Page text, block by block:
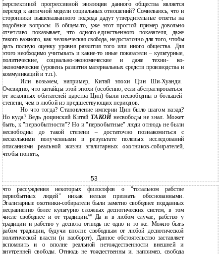
перспективой прогрессивной эволюции данного общества является
переход к античной модели социальных отношений? Сомневаюсь, что и
сторонники вышеназванного подхода дадут утвердительные ответы на
подобные вопросы. В общем-то, уже этот простой пример довольно
отчетливо показывает, что одного-единственного показателя, даже
такого важного, как человеческая свобода, недостаточно для того, чтобы
дать полную оценку уровня развития того или иного общества. Для
этого необходимо учитывать и какие-то иные показатели – культурные,
политические, социально-экономические и даже техни- ко-
экономические (уровень развития материальных средств производства и
коммуникаций и т.п.).
Или возьмем, например, Китай эпохи Цин Ши-Хуанди.
Очевидно, что китайцы этой эпохи (особенно, если абстрагироваться
от исконных обитателей царства Цин) были несвободны в большей
степени, чем в любой из предшествующих периодов.
Но что тогда? Становление империи Цин было шагом назад?
Но куда? Ведь доцинский Китай ТАКОЙнесвободы не знал. Может
быть, к "первобытности"? Но и "первобытные" люди отнюдь не были
несвободны до такой степени – достаточно познакомиться с
несколькими полученными в результате полевых исследований
описаниями реальной жизни эгалитарных охотников-собирателей,
чтобы понять,
53
что рассуждения некоторых философов о "тотальном рабстве
первобытных людей" никак нельзя признать обоснованными.
Эгалитарные охотники-собиратели были заметно свободнее подданных
несравненно более культурно сложных деспотических систем, в том
числе свободнее и от традиции.60 Да и в любом случае, рабство у
традиции и рабство у деспота отнюдь не одно и то же. Можно быть
рабом традиции, будучи вполне свободным от любой деспотической
политической власти (и наоборот). Данное обстоятельство заставляет
вспомнить и о вполне реальной нетождественности внешней и
внутренней свободы. Отнюдь не тождественны и, например, свобода